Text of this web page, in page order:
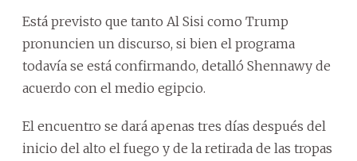
Está previsto que tanto Al Sisi como Trump
pronuncien un discurso, si bien el programa
todavía se está confirmando, detalló Shennawy de
acuerdo con el medio egipcio.
El encuentro se dará apenas tres días después del
inicio del alto el fuego y de la retirada de las tropas